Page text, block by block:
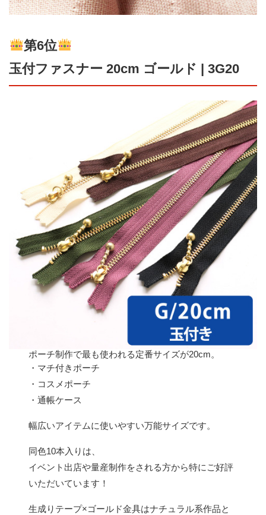
第6位
玉付ファスナー 20cm ゴールド | 3G20
ポーチ制作で最も使われる定番サイズが20cm。
・マチ付きポーチ
・コスメポーチ
・通帳ケース
幅広いアイテムに使いやすい万能サイズです。
同色10本入りは、
イベント出店や量産制作をされる方から特にご好評
いただいています！
生成りテープ×ゴールド金具はナチュラル系作品と